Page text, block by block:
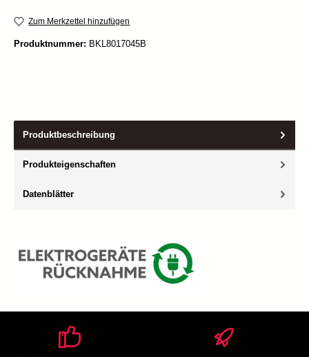
Zum Merkzettel hinzufügen
Produktnummer: BKL8017045B
Produktbeschreibung
Produkteigenschaften
Datenblätter